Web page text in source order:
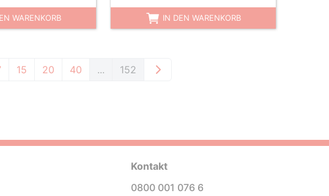
WARENKORB IN DEN WARENKORB
15 20 40 ... 152
Kontakt
0800 001 076 6